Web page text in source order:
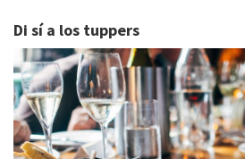
Di sí a los tuppers